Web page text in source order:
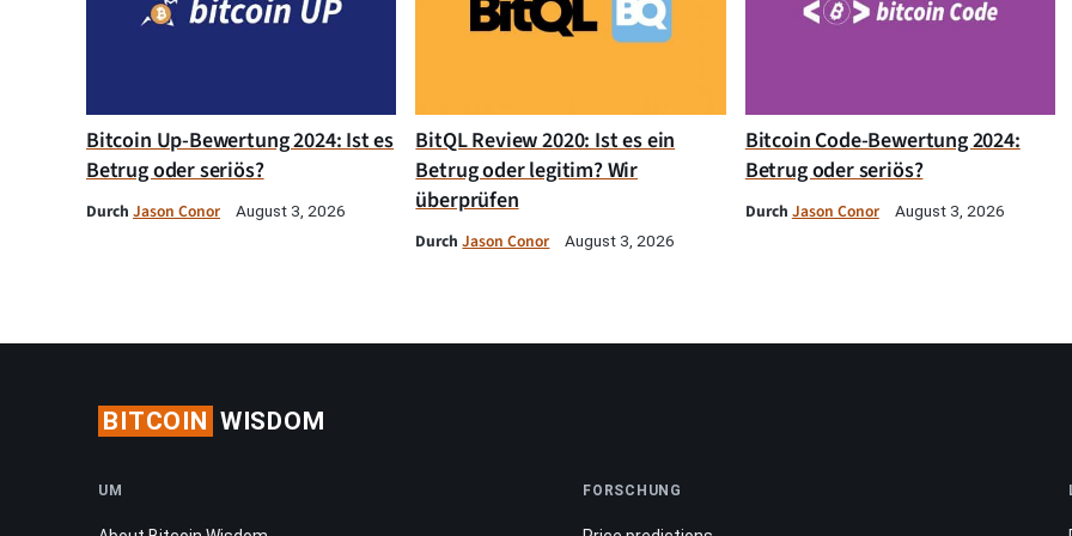
Bitcoin Up-Bewertung 2024: Ist es
Betrug oder seriös?
Durch Jason Conor August 3, 2026
BitQL Review 2020: Ist es ein
Betrug oder legitim? Wir
überprüfen
DurchJason Conor August 3, 2026
Bitcoin Code-Bewertung 2024:
Betrug oder seriös?
Durch Jason Conor August 3, 2026
BITCOIN WISDOM
UM FORSCHUNG